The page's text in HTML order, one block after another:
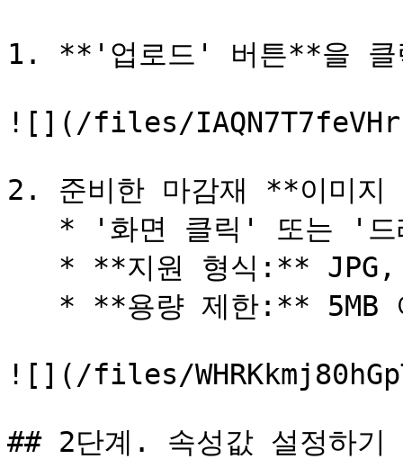
1. **'업로드' 버튼**을 클
![](/files/
2. 준비한 마감재 **이미지
![](/files/
## 2단계. 속성값 설정하기